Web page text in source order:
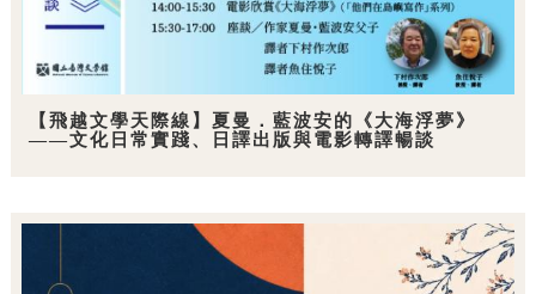
【飛越文學天際線】夏曼．藍波安的《大海浮夢》
——文化日常實踐、日譯出版與電影轉譯暢談